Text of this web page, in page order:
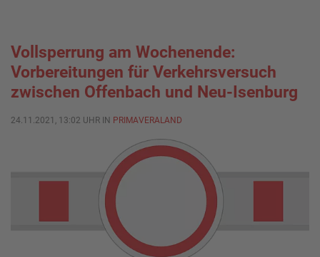
Vollsperrung am Wochenende:
Vorbereitungen für Verkehrsversuch
zwischen Offenbach und Neu-Isenburg
24.11.2021, 13:02 UHR IN PRIMAVERALAND